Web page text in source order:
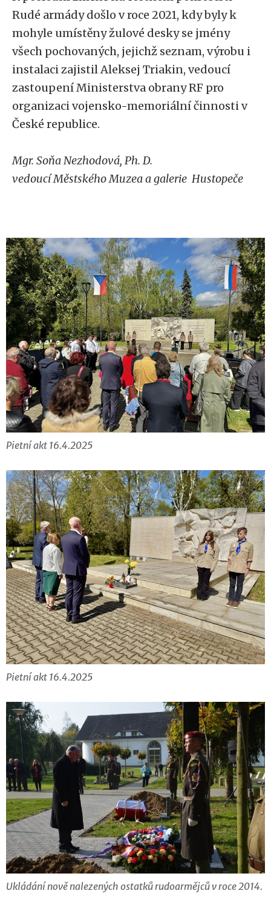
Rudé armády došlo v roce 2021, kdy byly k
mohyle umístěny žulové desky se jmény
všech pochovaných, jejichž seznam, výrobu i
instalaci zajistil Aleksej Triakin, vedoucí
zastoupení Ministerstva obrany RF pro
organizaci vojensko-memoriální činnosti v
České republice.
Mgr. Soňa Nezhodová, Ph. D.
vedoucí Městského Muzea a galerie Hustopeče
Pietní akt 16.4.2025
Pietní akt 16.4.2025
Ukládání nově nalezených ostatků rudoarmějců v roce 2014.